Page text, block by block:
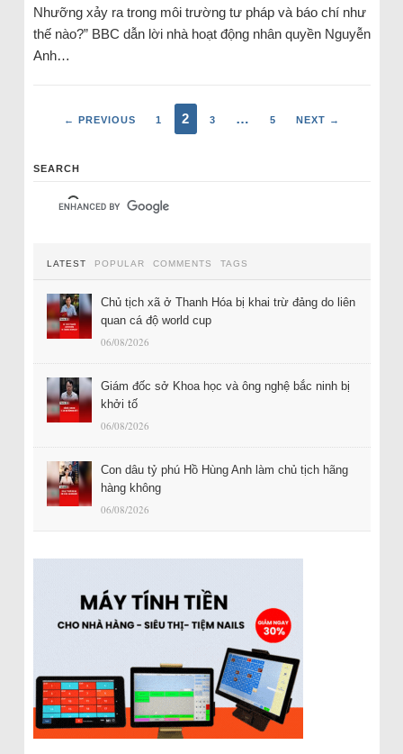
Nhưỡng xảy ra trong môi trường tư pháp và báo chí như
thế nào?” BBC dẫn lời nhà hoạt động nhân quyền Nguyễn
Anh…
← PREVIOUS 1 2 3 … 5 NEXT →
SEARCH
LATEST POPULAR COMMENTS TAGS
Chủ tịch xã ở Thanh Hóa bị khai trừ đảng do liên
quan cá độ world cup
06/08/2026
Giám đốc sở Khoa học và ông nghệ bắc ninh bị
khởi tố
06/08/2026
Con dâu tỷ phú Hồ Hùng Anh làm chủ tịch hãng
hàng không
06/08/2026